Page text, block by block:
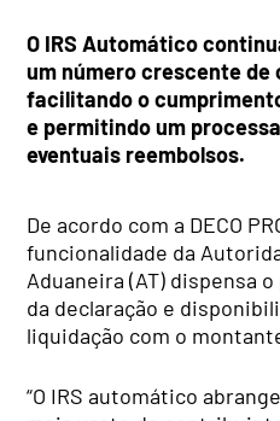
O IRS Automático
um número crescente
facilitando o
e permitindo um
eventuais reembolsos.
De acordo com a DECO
funcionalidade da
Aduaneira (AT) dispensa
da declaração e
liquidação com o
“O IRS automático